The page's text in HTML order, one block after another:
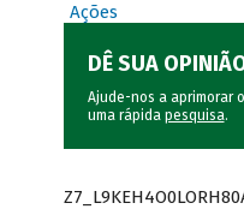
Ações
DÊ SUA
Ajude-nos a aprimorar
uma rápida pesquisa.